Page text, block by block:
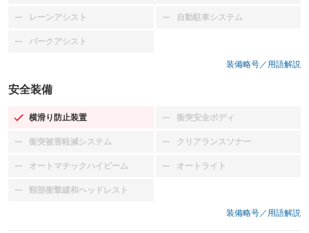
レーンアシスト
：装備なし 自動駐車システム
：装備なし
パークアシスト
：装備なし
装備略号／用語解説
安全装備
横滑り防止装置
：装備あり 衝突安全ボディ
：装備なし
衝突被害軽減システム
：装備なし クリアランスソナー
：装備なし
オートマチックハイビーム
：装備なし オートライト
：装備なし
頸部衝撃緩和ヘッドレスト
：装備なし
装備略号／用語解説